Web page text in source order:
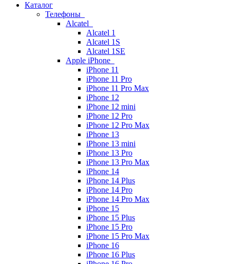
Каталог
Телефоны
Alcatel
Alcatel 1
Alcatel 1S
Alcatel 1SE
Apple iPhone
iPhone 11
iPhone 11 Pro
iPhone 11 Pro Max
iPhone 12
iPhone 12 mini
iPhone 12 Pro
iPhone 12 Pro Max
iPhone 13
iPhone 13 mini
iPhone 13 Pro
iPhone 13 Pro Max
iPhone 14
iPhone 14 Plus
iPhone 14 Pro
iPhone 14 Pro Max
iPhone 15
iPhone 15 Plus
iPhone 15 Pro
iPhone 15 Pro Max
iPhone 16
iPhone 16 Plus